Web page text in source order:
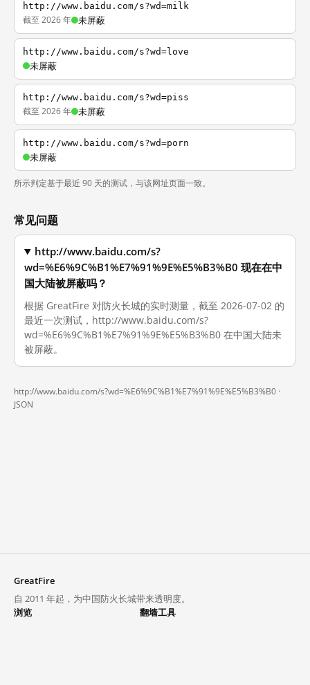
http://www.baidu.com/s?wd=milk
截至 2026 年 未屏蔽
http://www.baidu.com/s?wd=love
未屏蔽
http://www.baidu.com/s?wd=piss
截至 2026 年 未屏蔽
http://www.baidu.com/s?wd=porn
未屏蔽
所示判定基于最近 90 天的测试，与该网址页面一致。
常见问题
http://www.baidu.com/s?
wd=%E6%9C%B1%E7%91%9E%E5%B3%B0 现在在中
国大陆被屏蔽吗？
根据 GreatFire 对防火长城的实时测量，截至 2026-07-02 的
最近一次测试，http://www.baidu.com/s?
wd=%E6%9C%B1%E7%91%9E%E5%B3%B0 在中国大陆未
被屏蔽。
http://www.baidu.com/s?wd=%E6%9C%B1%E7%91%9E%E5%B3%B0 ·
JSON
GreatFire
自 2011 年起，为中国防火长城带来透明度。
浏览
翻墙工具